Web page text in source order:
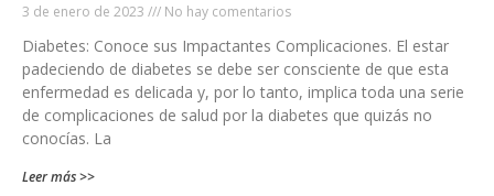
3 de enero de 2023 No hay comentarios
Diabetes: Conoce sus Impactantes Complicaciones. El estar
padeciendo de diabetes se debe ser consciente de que esta
enfermedad es delicada y, por lo tanto, implica toda una serie
de complicaciones de salud por la diabetes que quizás no
conocías. La
Leer más >>